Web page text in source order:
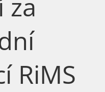
RiMS